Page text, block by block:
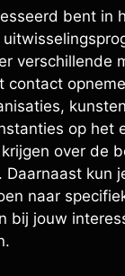
bent in
verschillende
contact
op het
over de
Daarnaast kun
naar
bij jouw